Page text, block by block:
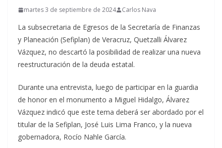
martes 3 de septiembre de 2024 Carlos Nava
La subsecretaria de Egresos de la Secretaría de Finanzas
y Planeación (Sefiplan) de Veracruz, Quetzalli Álvarez
Vázquez, no descartó la posibilidad de realizar una nueva
reestructuración de la deuda estatal.
Durante una entrevista, luego de participar en la guardia
de honor en el monumento a Miguel Hidalgo, Álvarez
Vázquez indicó que este tema deberá ser abordado por el
titular de la Sefiplan, José Luis Lima Franco, y la nueva
gobernadora, Rocío Nahle García.